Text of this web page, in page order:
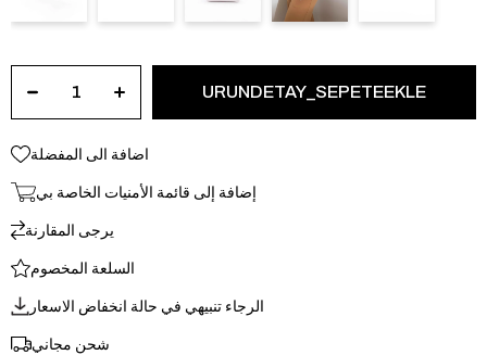
اضافة الى المفضلة
إضافة إلى قائمة الأمنيات الخاصة بي
يرجى المقارنة
السلعة المخصوم
الرجاء تنبيهي في حالة انخفاض الاسعار
شحن مجاني